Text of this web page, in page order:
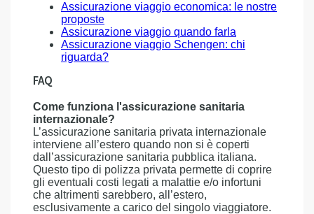
Assicurazione viaggio economica: le nostre
proposte
Assicurazione viaggio quando farla
Assicurazione viaggio Schengen: chi
riguarda?
FAQ
Come funziona l'assicurazione sanitaria
internazionale?
L’assicurazione sanitaria privata internazionale
interviene all’estero quando non si è coperti
dall’assicurazione sanitaria pubblica italiana.
Questo tipo di polizza privata permette di coprire
gli eventuali costi legati a malattie e/o infortuni
che altrimenti sarebbero, all’estero,
esclusivamente a carico del singolo viaggiatore.